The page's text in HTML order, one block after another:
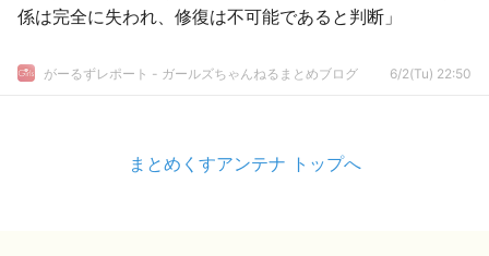
係は完全に失われ、修復は不可能であると判断」
がーるずレポート - ガールズちゃんねるまとめブログ 6/2(Tu) 22:50
まとめくすアンテナ トップへ